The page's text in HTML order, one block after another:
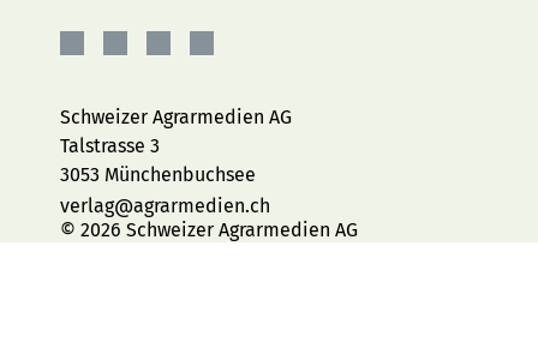
Facebook
Instagram
YouTubeLinkedIn
Schweizer Agrarmedien AG
Talstrasse 3
3053 Münchenbuchsee
verlag@agrarmedien.ch
© 2026 Schweizer Agrarmedien AG